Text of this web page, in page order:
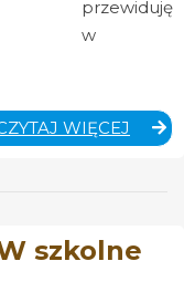
przewiduję
w
WIĘCEJ
szkolne